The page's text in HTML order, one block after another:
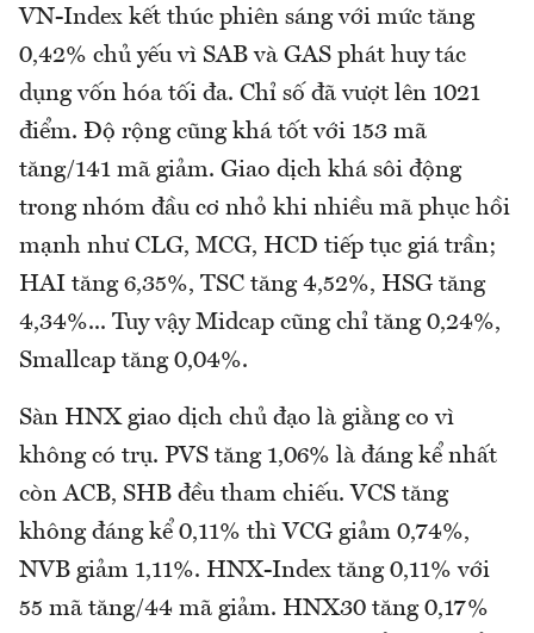
VN-Index kết thúc phiên sáng với mức tăng
0,42% chủ yếu vì SAB và GAS phát huy tác
dụng vốn hóa tối đa. Chỉ số đã vượt lên 1021
điểm. Độ rộng cũng khá tốt với 153 mã
tăng/141 mã giảm. Giao dịch khá sôi động
trong nhóm đầu cơ nhỏ khi nhiều mã phục hồi
mạnh như CLG, MCG, HCD tiếp tục giá trần;
HAI tăng 6,35%, TSC tăng 4,52%, HSG tăng
4,34%... Tuy vậy Midcap cũng chỉ tăng 0,24%,
Smallcap tăng 0,04%.
Sàn HNX giao dịch chủ đạo là giằng co vì
không có trụ. PVS tăng 1,06% là đáng kể nhất
còn ACB, SHB đều tham chiếu. VCS tăng
không đáng kể 0,11% thì VCG giảm 0,74%,
NVB giảm 1,11%. HNX-Index tăng 0,11% với
55 mã tăng/44 mã giảm. HNX30 tăng 0,17%